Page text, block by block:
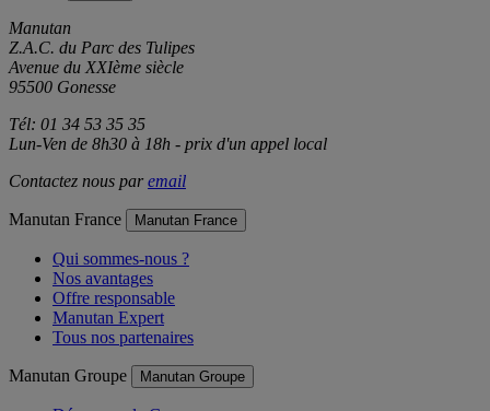
Manutan
Z.A.C. du Parc des Tulipes
Avenue du XXIème siècle
95500 Gonesse
Tél: 01 34 53 35 35
Lun-Ven de 8h30 à 18h - prix d'un appel local
Contactez nous paremail
Manutan France Manutan France
Qui sommes-nous ?
Nos avantages
Offre responsable
Manutan Expert
Tous nos partenaires
Manutan Groupe Manutan Groupe